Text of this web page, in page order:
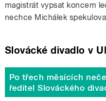
magistrát vypsat koncem
nechce Michálek
Slovácké divadlo v
Po třech měsících
ředitel Slováckého